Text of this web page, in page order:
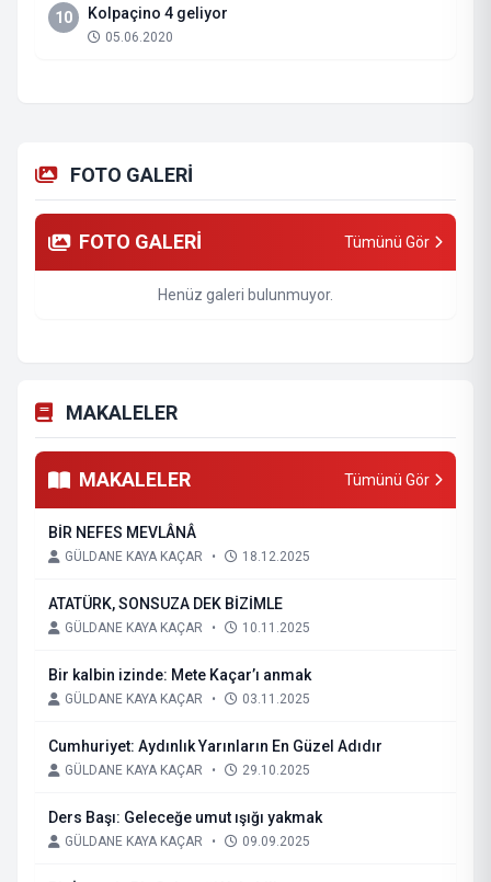
10 Kolpaçino 4 geliyor
05.06.2020
FOTO GALERİ
FOTO GALERİ Tümünü Gör
Henüz galeri bulunmuyor.
MAKALELER
MAKALELER Tümünü Gör
BİR NEFES MEVLÂNÂ
GÜLDANE KAYA KAÇAR • 18.12.2025
ATATÜRK, SONSUZA DEK BİZİMLE
GÜLDANE KAYA KAÇAR • 10.11.2025
Bir kalbin izinde: Mete Kaçar’ı anmak
GÜLDANE KAYA KAÇAR • 03.11.2025
Cumhuriyet: Aydınlık Yarınların En Güzel Adıdır
GÜLDANE KAYA KAÇAR • 29.10.2025
Ders Başı: Geleceğe umut ışığı yakmak
GÜLDANE KAYA KAÇAR • 09.09.2025